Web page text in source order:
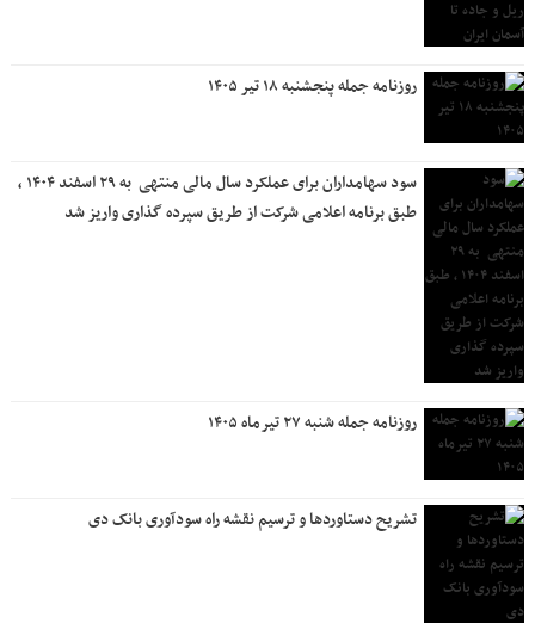
روزنامه جمله پنجشنبه ۱۸ تیر ۱۴۰۵
سود سهامداران برای عملکرد سال مالی منتهی ‌ به ۲۹ اسفند ۱۴۰۴ ،
طبق برنامه اعلامی شرکت از طریق سپرده گذاری واریز شد
روزنامه جمله شنبه ۲۷ تیرماه ۱۴۰۵
تشریح دستاوردها و ترسیم نقشه راه سودآوری بانک دی